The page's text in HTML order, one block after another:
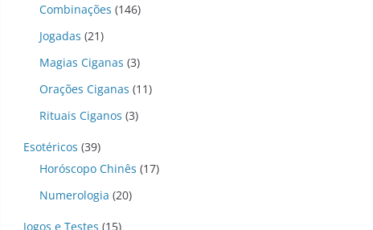
Combinações (146)
Jogadas (21)
Magias Ciganas (3)
Orações Ciganas (11)
Rituais Ciganos (3)
Esotéricos (39)
Horóscopo Chinês (17)
Numerologia (20)
Jogos e Testes (15)